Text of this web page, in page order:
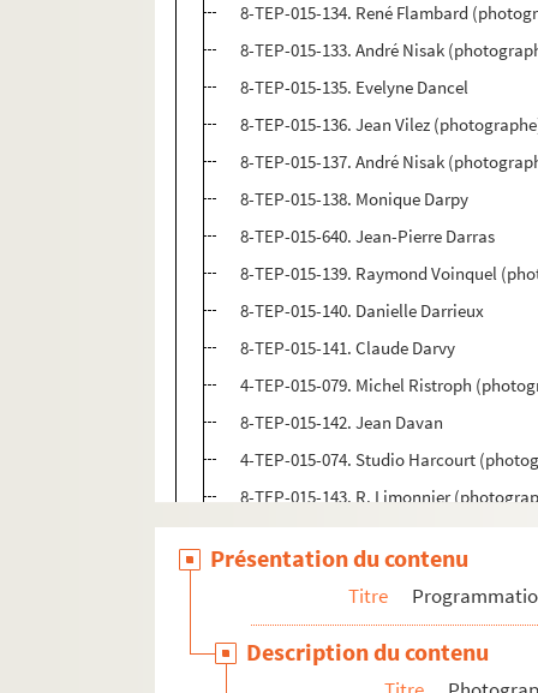
8-TEP-015-134. René Flambard
8-TEP-015-133. André Nisak
8-TEP-015-135. Evelyne Dancel
8-TEP-015-136. Jean Vilez
8-TEP-015-137. André Nisak
8-TEP-015-138. Monique Darpy
8-TEP-015-640. Jean-Pierre Darras
8-TEP-015-139. Raymond Voinquel
8-TEP-015-140. Danielle Darrieux
8-TEP-015-141. Claude Darvy
4-TEP-015-079. Michel Ristroph
8-TEP-015-142. Jean Davan
4-TEP-015-074. Studio Harcourt
8-TEP-015-143. R. Limonnier
8-TEP-015-144. Agence de presse
8-TEP-015-145. Micheline Dax
8-TEP-015-146. Melle Debroche
8-TEP-015-147. Birgit (photographe).
8-TEP-015-148. Hubert Degex
Présentation du contenu
Titre
Description du contenu